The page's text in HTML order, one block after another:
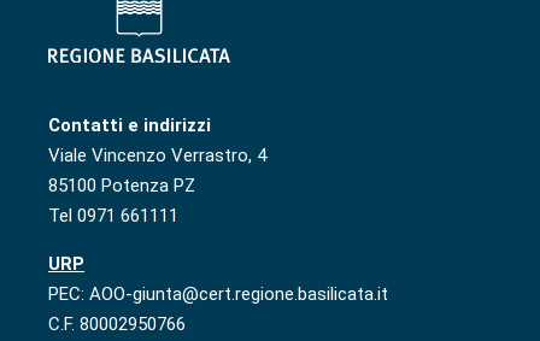
Contatti e indirizzi
Viale Vincenzo Verrastro, 4
85100 Potenza PZ
Tel 0971 661111
URP
PEC: AOO-giunta@cert.regione.basilicata.it
C.F. 80002950766